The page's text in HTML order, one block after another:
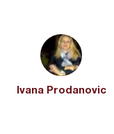
Ivana Prodanovic